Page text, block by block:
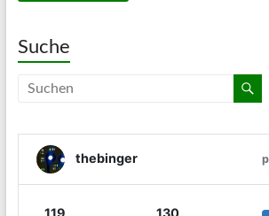
Suche